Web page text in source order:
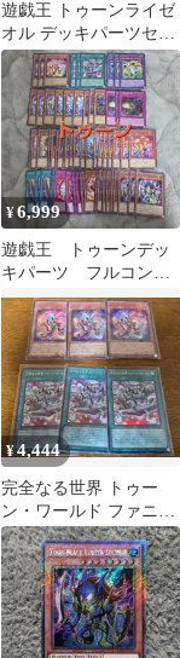
遊戯王 トゥーンライゼ
オル デッキパーツセッ
ト デッキ販売 トゥーン
ライゼオル
¥6,999
遊戯王 トゥーンデッ
キパーツ フルコン
プ 完全なるトゥーン
ワールドなど
¥4,444
完全なる世界 トゥー
ン・ワールド ファニ
ー・ダーク・ラビッ
ト 各3枚 遊戯王